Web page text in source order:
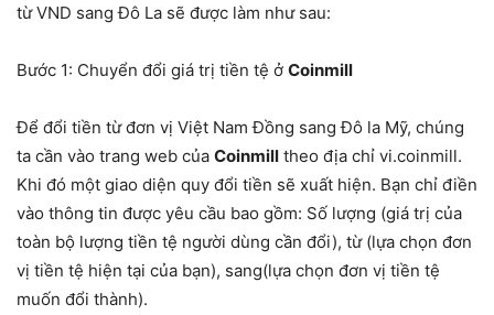
từ VND sang Đô La sẽ được làm như sau:
Bước 1: Chuyển đổi giá trị tiền tệ ở Coinmill
Để đổi tiền từ đơn vị Việt Nam Đồng sang Đô la Mỹ, chúng
ta cần vào trang web của Coinmill theo địa chỉ vi.coinmill.
Khi đó một giao diện quy đổi tiền sẽ xuất hiện. Bạn chỉ điền
vào thông tin được yêu cầu bao gồm: Số lượng (giá trị của
toàn bộ lượng tiền tệ người dùng cần đổi), từ (lựa chọn đơn
vị tiền tệ hiện tại của bạn), sang(lựa chọn đơn vị tiền tệ
muốn đổi thành).